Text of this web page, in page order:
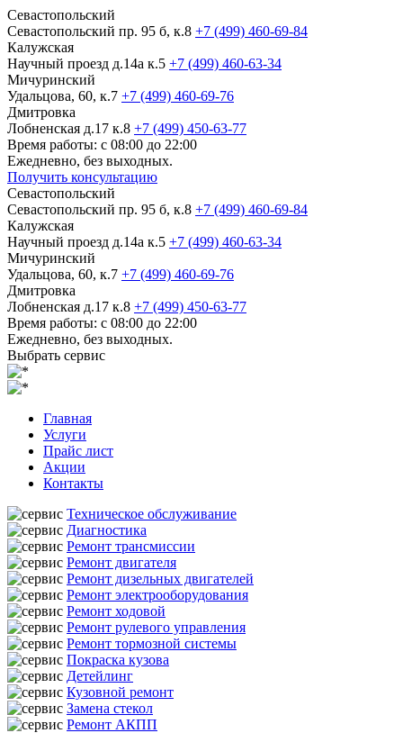
Севастопольский
Севастопольский пр. 95 б, к.8 +7 (499) 460-69-84
Калужская
Научный проезд д.14а к.5 +7 (499) 460-63-34
Мичуринский
Удальцова, 60, к.7 +7 (499) 460-69-76
Дмитровка
Лобненская д.17 к.8 +7 (499) 450-63-77
Время работы: с 08:00 до 22:00
Ежедневно, без выходных.
Получить консультацию
Севастопольский
Севастопольский пр. 95 б, к.8 +7 (499) 460-69-84
Калужская
Научный проезд д.14а к.5 +7 (499) 460-63-34
Мичуринский
Удальцова, 60, к.7 +7 (499) 460-69-76
Дмитровка
Лобненская д.17 к.8 +7 (499) 450-63-77
Время работы: с 08:00 до 22:00
Ежедневно, без выходных.
Выбрать сервис
Главная
Услуги
Прайс лист
Акции
Контакты
Техническое обслуживание
Диагностика
Ремонт трансмиссии
Ремонт двигателя
Ремонт дизельных двигателей
Ремонт электрооборудования
Ремонт ходовой
Ремонт рулевого управления
Ремонт тормозной системы
Покраска кузова
Детейлинг
Кузовной ремонт
Замена стекол
Ремонт АКПП